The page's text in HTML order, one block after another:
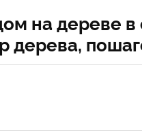
на дереве
дерева,